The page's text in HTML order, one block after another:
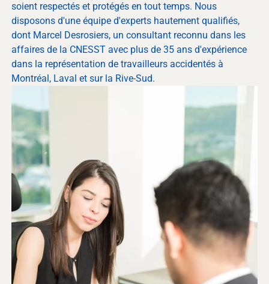
soient respectés et protégés en tout temps. Nous
disposons d'une équipe d'experts hautement qualifiés,
dont Marcel Desrosiers, un consultant reconnu dans les
affaires de la CNESST avec plus de 35 ans d'expérience
dans la représentation de travailleurs accidentés à
Montréal, Laval et sur la Rive-Sud.